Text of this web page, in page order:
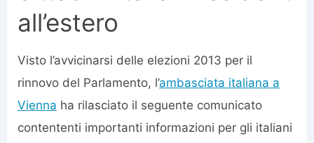
all’estero
Visto l’avvicinarsi delle elezioni 2013 per il
rinnovo del Parlamento, l’ambasciata italiana a
Vienna ha rilasciato il seguente comunicato
contententi importanti informazioni per gli italiani